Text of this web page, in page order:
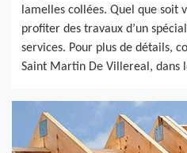
lamelles collées. Quel que soit
profiter des travaux d’un
services. Pour plus de détails,
Saint Martin De Villereal, dans